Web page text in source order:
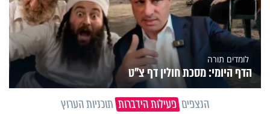
לומדים תורה
הדף היומי: מסכת חולין דף צ"ט
הנצפים פעילות הידברות תוכניות הערוץ